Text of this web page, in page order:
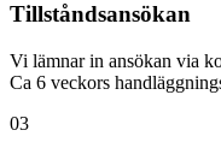
Tillståndsansökan
Vi lämnar in ansökan via
Ca 6 veckors
03